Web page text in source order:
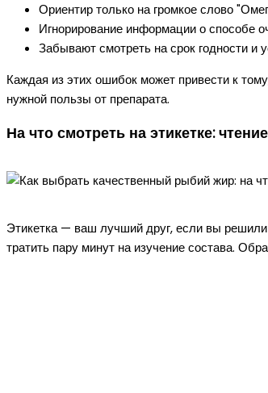
Ориентир только на громкое слово
Игнорирование информации о способе
Забывают смотреть на срок годности и
Каждая из этих ошибок может привести к
нужной пользы от препарата.
На что смотреть на этикетке:
Этикетка — ваш лучший друг, если вы
тратить пару минут на изучение состава.